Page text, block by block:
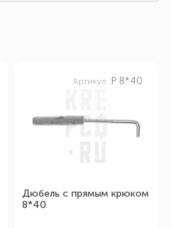
Дюбель с прямым крюком
8*40
Артикул: P 8*40